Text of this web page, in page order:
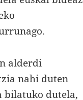
alderdi
nahi duten
bilatuko dutela,